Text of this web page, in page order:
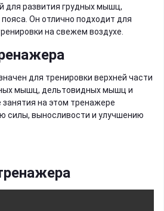
для развития грудных мышц,
Он отлично подходит для
на свежем воздухе.
для тренировки верхней части
мышц, дельтовидных мышц и
на этом тренажере
силы, выносливости и улучшению